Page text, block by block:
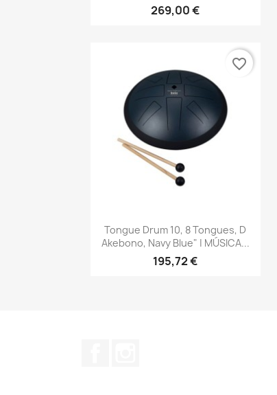
269,00 €
Vista rápida
Tongue Drum 10, 8 Tongues, D
Akebono, Navy Blue" | MÚSICA...
195,72 €
favorite_border